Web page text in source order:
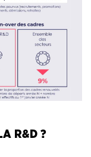
R&D ?